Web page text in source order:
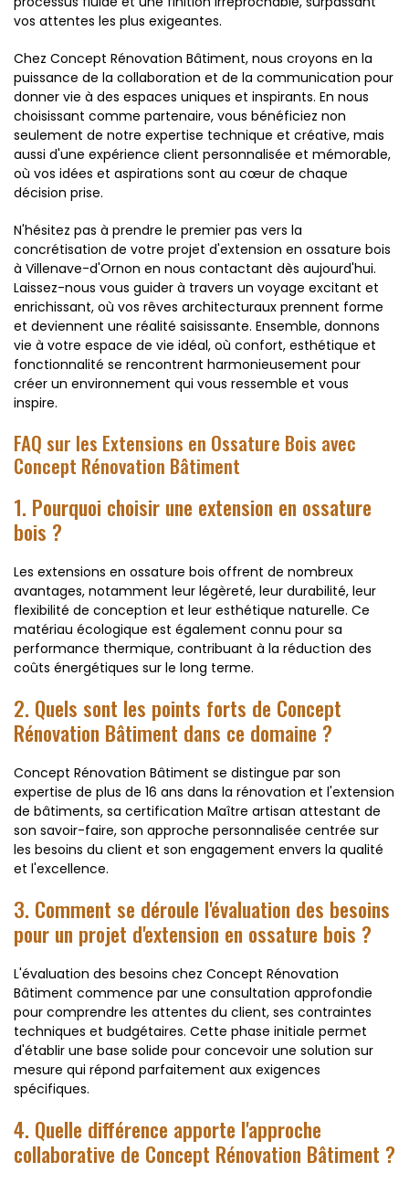
vos attentes les plus exigeantes.
Chez Concept Rénovation Bâtiment, nous croyons en la
puissance de la collaboration et de la communication pour
donner vie à des espaces uniques et inspirants. En nous
choisissant comme partenaire, vous bénéficiez non
seulement de notre expertise technique et créative, mais
aussi d'une expérience client personnalisée et mémorable,
où vos idées et aspirations sont au cœur de chaque
décision prise.
N'hésitez pas à prendre le premier pas vers la
concrétisation de votre projet d'extension en ossature bois
à Villenave-d'Ornon en nous contactant dès aujourd'hui.
Laissez-nous vous guider à travers un voyage excitant et
enrichissant, où vos rêves architecturaux prennent forme
et deviennent une réalité saisissante. Ensemble, donnons
vie à votre espace de vie idéal, où confort, esthétique et
fonctionnalité se rencontrent harmonieusement pour
créer un environnement qui vous ressemble et vous
inspire.
FAQ sur les Extensions en Ossature Bois avec
Concept Rénovation Bâtiment
1. Pourquoi choisir une extension en ossature
bois ?
Les extensions en ossature bois offrent de nombreux
avantages, notamment leur légèreté, leur durabilité, leur
flexibilité de conception et leur esthétique naturelle. Ce
matériau écologique est également connu pour sa
performance thermique, contribuant à la réduction des
coûts énergétiques sur le long terme.
2. Quels sont les points forts de Concept
Rénovation Bâtiment dans ce domaine ?
Concept Rénovation Bâtiment se distingue par son
expertise de plus de 16 ans dans la rénovation et l'extension
de bâtiments, sa certification Maître artisan attestant de
son savoir-faire, son approche personnalisée centrée sur
les besoins du client et son engagement envers la qualité
et l'excellence.
3. Comment se déroule l'évaluation des besoins
pour un projet d'extension en ossature bois ?
L'évaluation des besoins chez Concept Rénovation
Bâtiment commence par une consultation approfondie
pour comprendre les attentes du client, ses contraintes
techniques et budgétaires. Cette phase initiale permet
d'établir une base solide pour concevoir une solution sur
mesure qui répond parfaitement aux exigences
spécifiques.
4. Quelle différence apporte l'approche
collaborative de Concept Rénovation Bâtiment ?